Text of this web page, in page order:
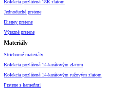
Kolekcia pozlátená 18K zlatom
Jednoduché prstene
Disney prstene
Výrazné prstene
Materiály
Strieborné materiály
Kolekcia pozlátená 14-karátovým zlatom
Kolekcia pozlátená 14-karátovým ružovým zlatom
Prstene s kameňmi